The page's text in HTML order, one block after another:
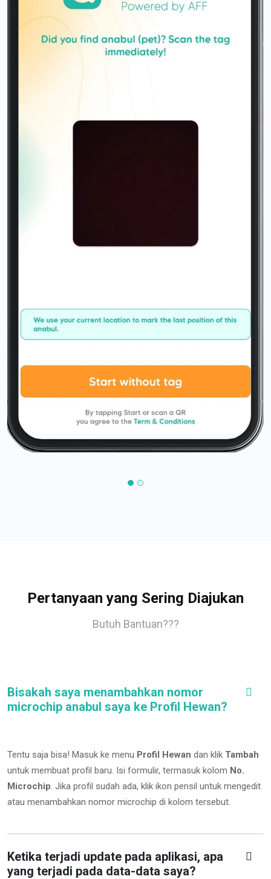
Pertanyaan yang Sering Diajukan
Butuh Bantuan???
Bisakah saya menambahkan nomor
microchip anabul saya ke Profil Hewan?
Tentu saja bisa! Masuk ke menu Profil Hewan dan klik Tambah
untuk membuat profil baru. Isi formulir, termasuk kolom No.
Microchip. Jika profil sudah ada, klik ikon pensil untuk mengedit
atau menambahkan nomor microchip di kolom tersebut.
Ketika terjadi update pada aplikasi, apa
yang terjadi pada data-data saya?